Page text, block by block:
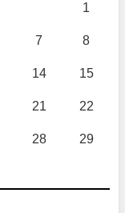
1
7 8
14 15
21 22
28 29